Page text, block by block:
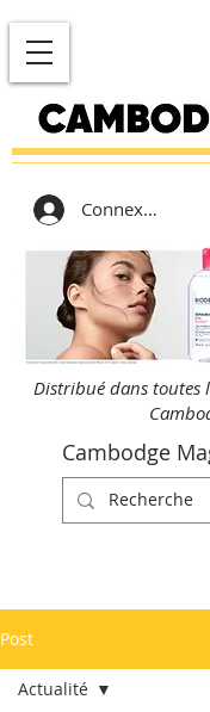
Connexion
Distribué dans toutes
Cambodge
Post
Actualité